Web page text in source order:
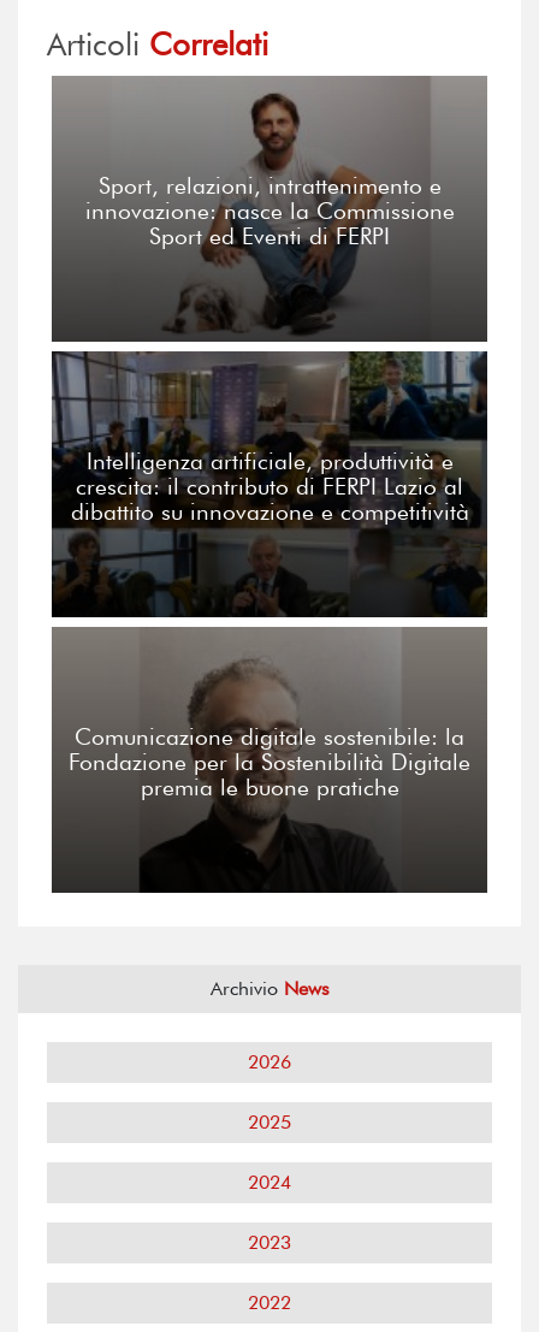
Articoli Correlati
Sport, relazioni, intrattenimento e
innovazione: nasce la Commissione
Sport ed Eventi di FERPI
Intelligenza artificiale, produttività e
crescita: il contributo di FERPI Lazio al
dibattito su innovazione e competitività
Comunicazione digitale sostenibile: la
Fondazione per la Sostenibilità Digitale
premia le buone pratiche
Archivio News
2026
2025
2024
2023
2022